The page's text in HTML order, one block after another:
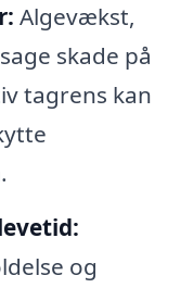
Algevækst,
skade på
tagrens kan
og